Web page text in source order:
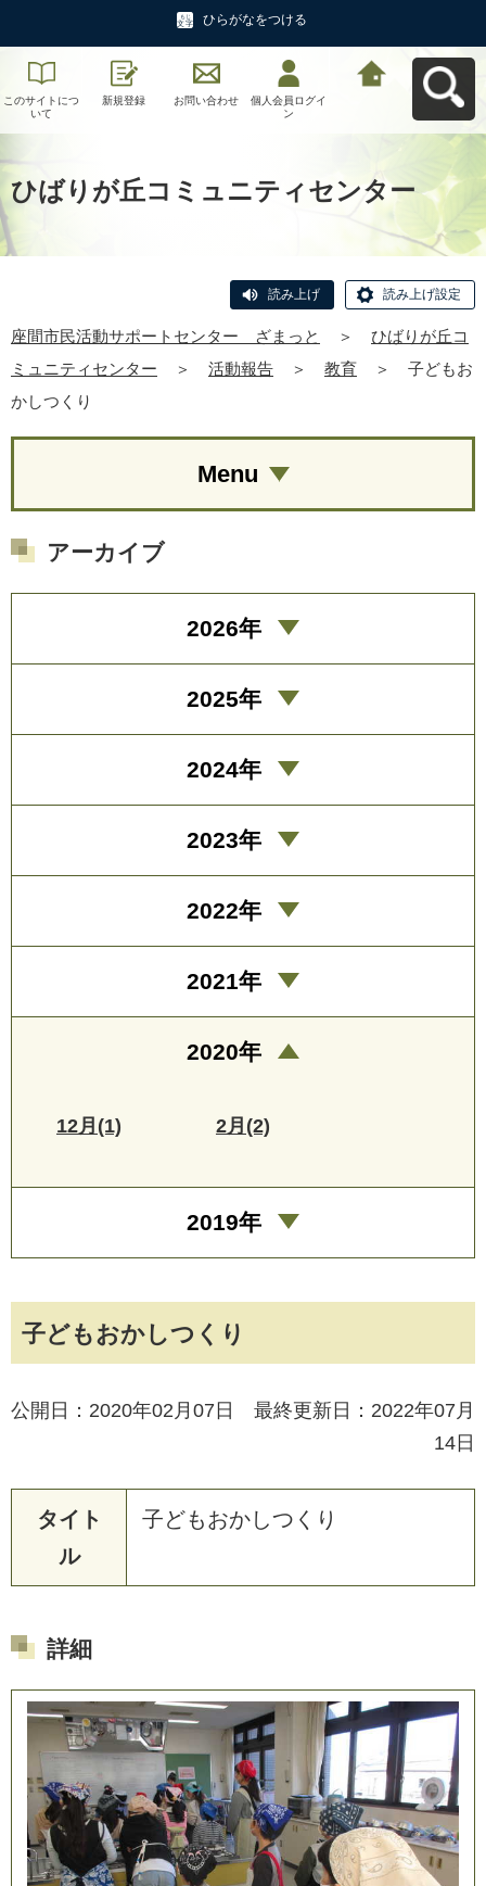
ひらがなをつける
このサイトにつ
いて
新規登録 お問い合わせ
個人会員ログイ
ン
ひばりが丘コミュニティセンター
読み上げ 読み上げ設定
座間市民活動サポートセンター ざまっと ＞
ひばりが丘コ
ミュニティセンター
＞ 活動報告 ＞ 教育 ＞
子どもお
かしつくり
子どもおかしつくり
公開日：2020年02月07日 最終更新日：2022年07月
14日
タイト
ル
子どもおかしつくり
詳細
Menu
アーカイブ
2026年
2025年
2024年
2023年
2022年
2021年
2020年
12月(1) 2月(2)
2019年